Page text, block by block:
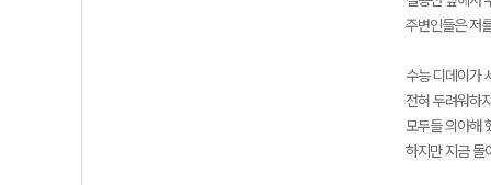
주변인들은 저
수능 디데이가
전혀 두려워하
모두들 의아해
하지만 지금 돌